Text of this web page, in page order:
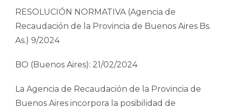
RESOLUCIÓN NORMATIVA (Agencia de
Recaudación de la Provincia de Buenos Aires Bs.
As.) 9/2024
BO (Buenos Aires): 21/02/2024
La Agencia de Recaudación de la Provincia de
Buenos Aires incorpora la posibilidad de